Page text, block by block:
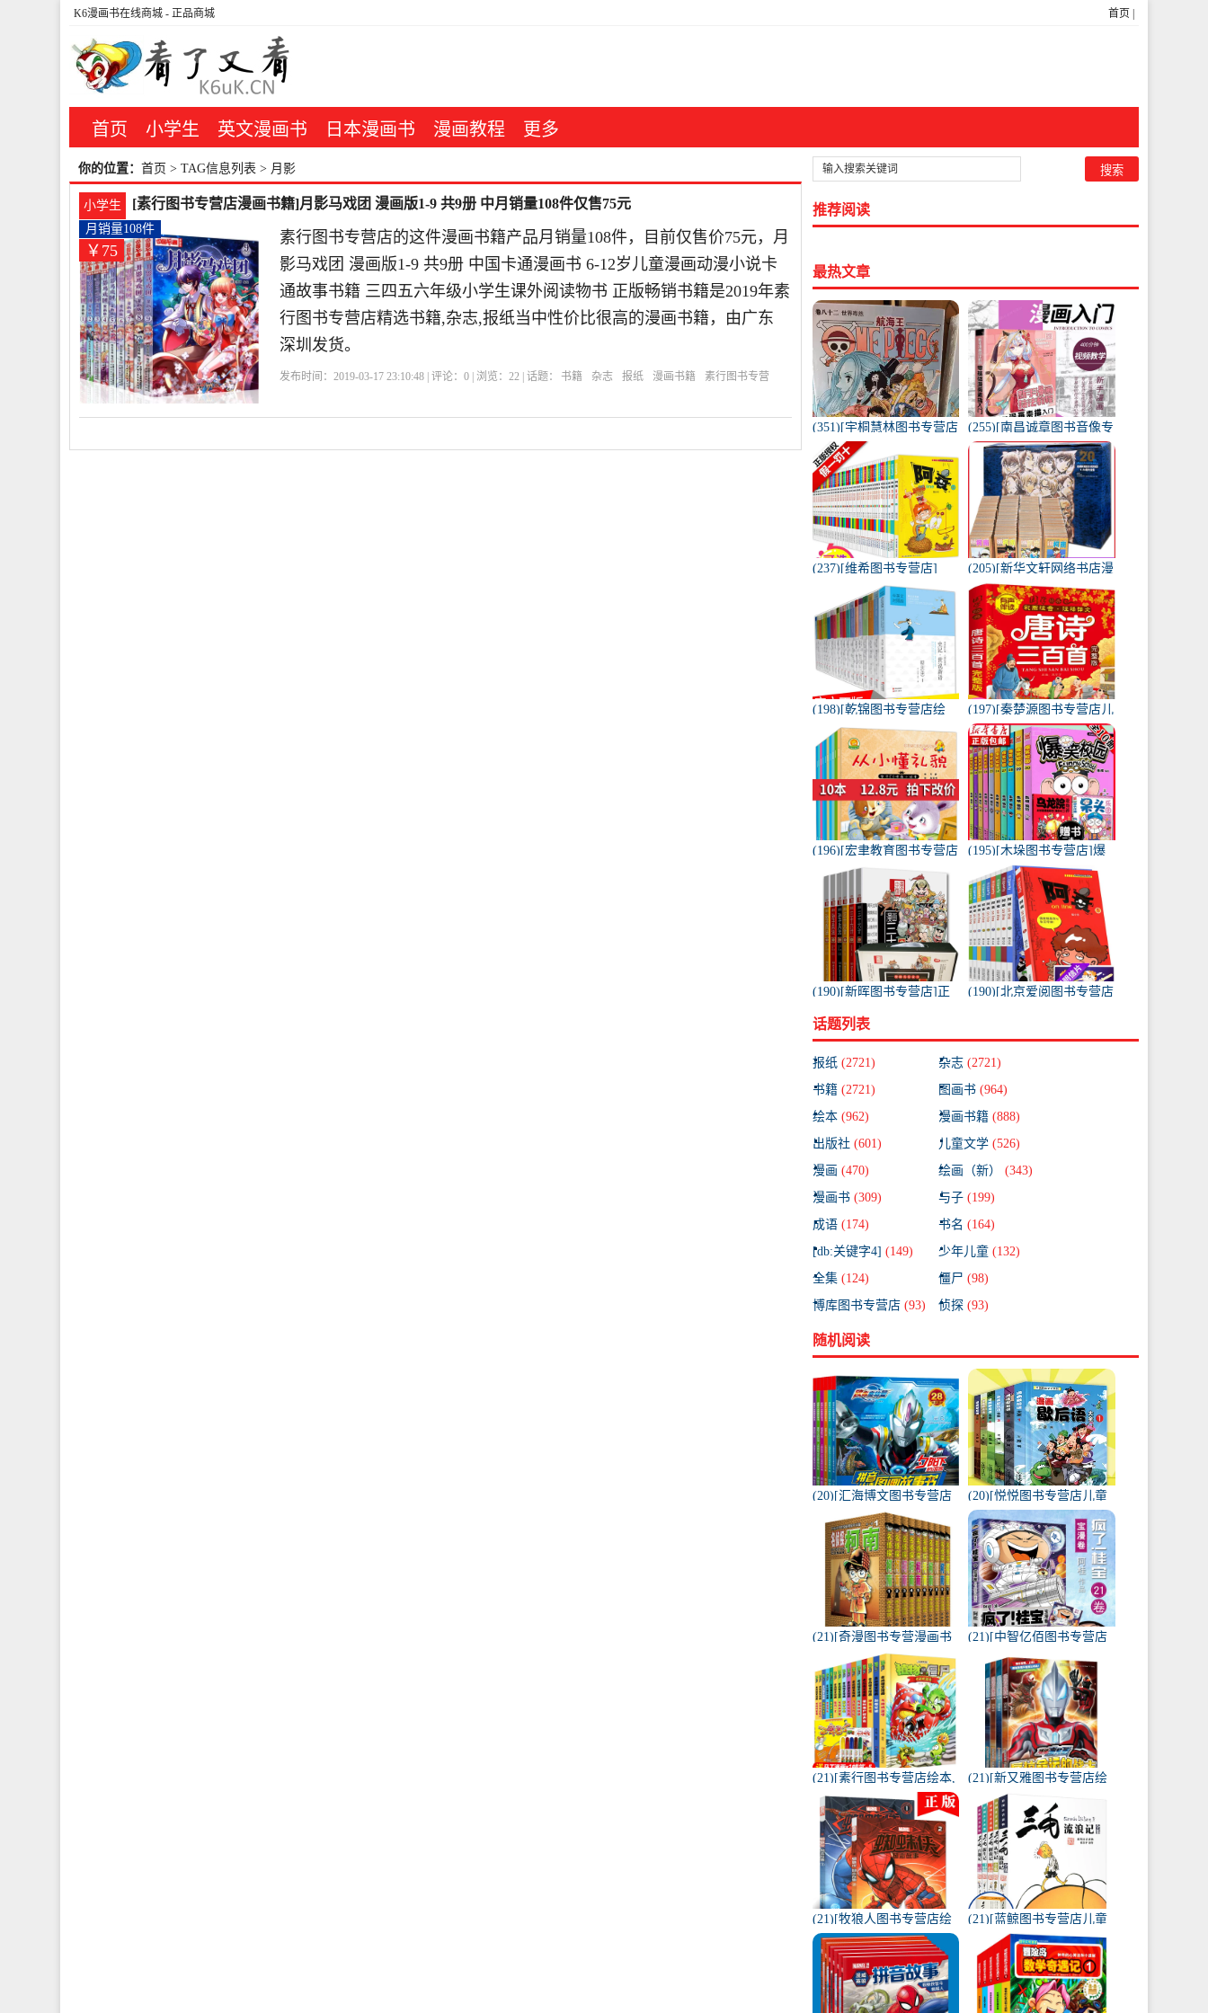
首页
K6漫画书在线商城 - 正品商城
首页 小学生 英文漫画书 日本漫画书 漫画教程 更多
你的位置： 首页 > TAG信息列表 > 月影
小学生 [素行图书专营店漫画书籍]月影马戏团 漫画版1-9 共9册 中月销量108件仅售75元
￥75
月销量108件
素行图书专营店的这件漫画书籍产品月销量108件，目前仅售价75元，月
影马戏团 漫画版1-9 共9册 中国卡通漫画书 6-12岁儿童漫画动漫小说卡
通故事书籍 三四五六年级小学生课外阅读物书 正版畅销书籍是2019年素
行图书专营店精选书籍,杂志,报纸当中性价比很高的漫画书籍，由广东
深圳发货。
发布时间：2019-03-17 23:10:48 | 评论：0 | 浏览：22 | 话题： 书籍 杂志 报纸 漫画书籍
素行图书专营
推荐阅读
最热文章
(351)[宇桐慧林图书专营店
漫画书籍]正版现货航海王
卷八十二 世界哗然 月销量
14件仅售9.9元
(255)[南昌诚章图书音像专
营店绘画（新）]正版包邮
新手漫画技法教程-零基础
漫月销量95件仅售12元
(237)[维希图书专营店]
【自选10本】阿衰大全集
月销量104件仅售68元
(205)[新华文轩网络书店漫
画书籍]名侦探柯南连载20
周年纪念版大合集(月销量
26件仅售390元
(198)[乾锦图书专营店绘
本,图画书]全套20册 蔡志
忠漫画中英文对照版 月销
量10件仅售315元
(197)[秦楚源图书专营店儿
童文学]唐诗三百300首正
版全集幼儿园儿童宝月销
量17800件仅售14.9元
(196)[宏聿教育图书专营店
绘本,图画书]带拼音的儿童
绘本故事书套装10册 适月
销量1925件仅售19.8元
(195)[木垛图书专营店]爆
笑校园漫画书全套10册月
销量209件仅售65元
(190)[新晖图书专营店]正
量119件仅售62.3元
(190)[北京爱阅图书专营店
51件仅售68元
话题列表
报纸 (2721) 杂志 (2721)
书籍 (2721) 图画书 (964)
绘本 (962) 漫画书籍 (888)
出版社 (601) 儿童文学 (526)
漫画 (470) 绘画（新）
(343)
漫画书 (309) 与子 (199)
成语 (174) 书名 (164)
[db:关键字4] (149) 少年儿童 (132)
全集 (124) 僵尸 (98)
博库图书专营店 (93) 侦探 (93)
随机阅读
(20)[汇海博文图书专营店
绘本,图画书]奥特曼漫画书
全套全集6册 绘本幼儿园
月销量522件仅售44.8元
(20)[悦悦图书专营店儿童
文学]漫画歇后语大全书 全
套6册彩绘版正版月销量
334件仅售29.8元
(21)[奇漫图书专营漫画书
籍]【经典原版】名侦探柯
南漫画书全套1-月销量69
件仅售60元
(21)[中智亿佰图书专营店
漫画书籍]现货 疯了桂宝漫
画书21 宝漫卷 阿月销量72
件仅售20.8元
(21)[素行图书专营店绘本,
图画书]植物大战僵尸2漫
画书全套1-15册植月销量
114件仅售162元
(21)[新又雅图书专营店绘
本,图画书]捷德奥特曼漫画
书 大全4册 幼儿园连月销
量163件仅售29.8元
(21)[牧狼人图书专营店绘
本,图画书]正版蜘蛛侠励志
故事书漫威电影儿童漫画
月销量169件仅售45元
(21)[蓝鲸图书专营店儿童
文学]三毛流浪记全集正版
小学生全5册注音版月销量
1573件仅售76元